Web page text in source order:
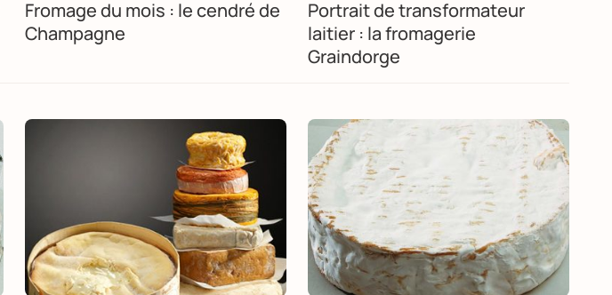
Fromage du mois : le cendré de
Champagne
Portrait de transformateur
laitier : la fromagerie
Graindorge